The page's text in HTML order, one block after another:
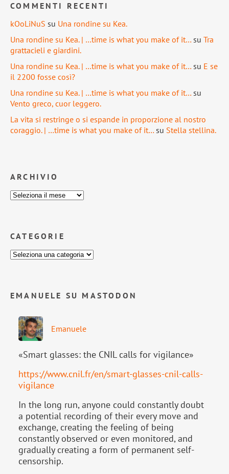
COMMENTI RECENTI
kOoLiNuS su Una rondine su Kea.
Una rondine su Kea. | …time is what you make of it… su Tra
grattacieli e giardini.
Una rondine su Kea. | …time is what you make of it… su E se
il 2200 fosse così?
Una rondine su Kea. | …time is what you make of it… su
Vento greco, cuor leggero.
La vita si restringe o si espande in proporzione al nostro
coraggio. | …time is what you make of it… su Stella stellina.
ARCHIVIO
CATEGORIE
EMANUELE SU MASTODON
Emanuele
«Smart glasses: the CNIL calls for vigilance»
https://www.cnil.fr/en/smart-glasses-cnil-calls-
vigilance
In the long run, anyone could constantly doubt
a potential recording of their every move and
exchange, creating the feeling of being
constantly observed or even monitored, and
gradually creating a form of permanent self-
censorship.